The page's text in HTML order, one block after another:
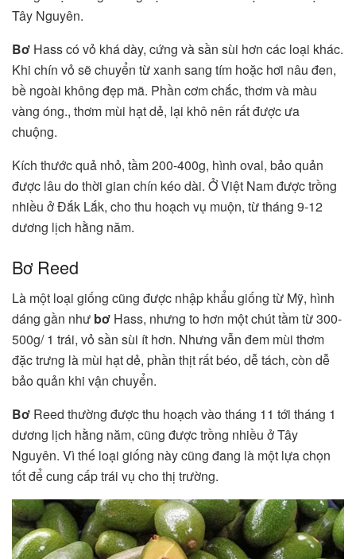
Tây Nguyên.
Bơ Hass có vỏ khá dày, cứng và sần sùi hơn các loại khác.
Khi chín vỏ sẽ chuyển từ xanh sang tím hoặc hơi nâu đen,
bề ngoài không đẹp mã. Phần cơm chắc, thơm và màu
vàng óng., thơm mùi hạt dẻ, lại khô nên rất được ưa
chuộng.
Kích thước quả nhỏ, tầm 200-400g, hình oval, bảo quản
được lâu do thời gian chín kéo dài. Ở Việt Nam được trồng
nhiều ở Đắk Lắk, cho thu hoạch vụ muộn, từ tháng 9-12
dương lịch hằng năm.
Bơ Reed
Là một loại giống cũng được nhập khẩu giống từ Mỹ, hình
dáng gần như bơ Hass, nhưng to hơn một chút tầm từ 300-
500g/ 1 trái, vỏ sần sùi ít hơn. Nhưng vẫn đem mùi thơm
đặc trưng là mùi hạt dẻ, phần thịt rất béo, dễ tách, còn dễ
bảo quản khi vận chuyển.
Bơ Reed thường được thu hoạch vào tháng 11 tới tháng 1
dương lịch hằng năm, cũng được trồng nhiều ở Tây
Nguyên. Vì thế loại giống này cũng đang là một lựa chọn
tốt để cung cấp trái vụ cho thị trường.